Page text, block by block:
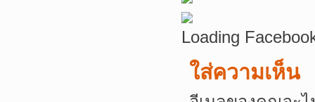
Loading
ใส่ความเห็น